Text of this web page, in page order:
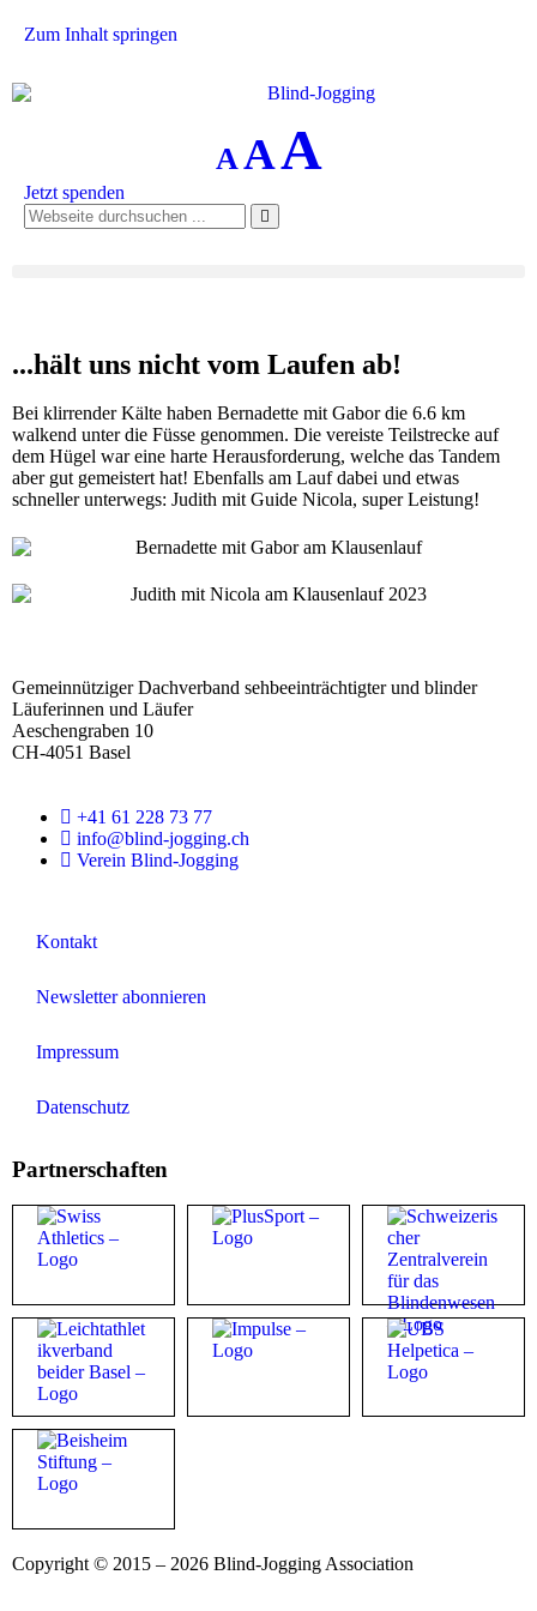
Zum Inhalt springen
AAA
Jetzt spenden
...hält uns nicht vom Laufen ab!
Bei klirrender Kälte haben Bernadette mit Gabor die 6.6 km
walkend unter die Füsse genommen. Die vereiste Teilstrecke auf
dem Hügel war eine harte Herausforderung, welche das Tandem
aber gut gemeistert hat! Ebenfalls am Lauf dabei und etwas
schneller unterwegs: Judith mit Guide Nicola, super Leistung!
o
t
e
Gemeinnütziger Dachverband sehbeeinträchtigter und blinder
Läuferinnen und Läufer
Aeschengraben 10
CH-4051 Basel
+41 61 228 73 77
info@blind-jogging.ch
Verein Blind-Jogging
Kontakt
Newsletter abonnieren
Impressum
Datenschutz
Partnerschaften
Copyright © 2015 – 2026 Blind-Jogging Association